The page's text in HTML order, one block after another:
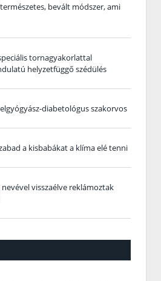
bevált módszer, ami
tornagyakorlattal
helyzetfüggő szédülés
diabetológus szakorvos
a kisbabákat a klíma elé tenni
visszaélve reklámoztak